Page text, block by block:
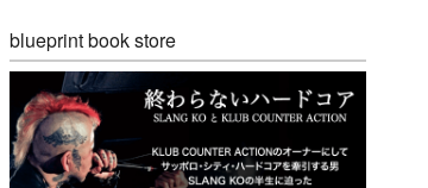
blueprint book store